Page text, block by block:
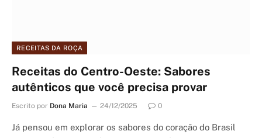
RECEITAS DA ROÇA
Receitas do Centro-Oeste: Sabores
autênticos que você precisa provar
Escrito por Dona Maria 24/12/2025 0
Já pensou em explorar os sabores do coração do Brasil